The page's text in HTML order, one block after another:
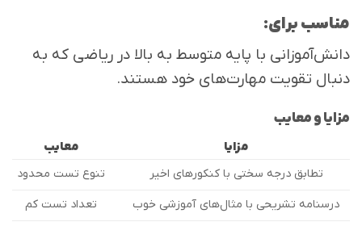
مناسب برای:
دانش‌آموزانی با پایه متوسط به بالا در ریاضی که به
دنبال تقویت مهارت‌های خود هستند.
مزایا و معایب
مزایا
معایب
تطابق درجه سختی با کنکورهای اخیر
تنوع تست محدود
درسنامه تشریحی با مثال‌های آموزشی خوب
تعداد تست کم